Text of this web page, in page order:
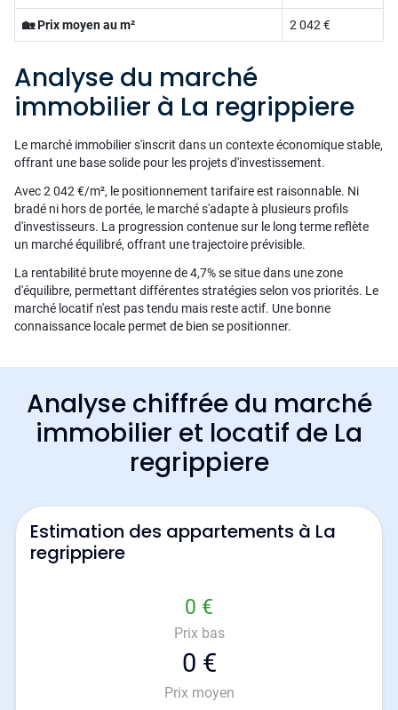
🏡 Prix moyen au m² 2 042 €
Analyse du marché
immobilier à La regrippiere
Le marché immobilier s'inscrit dans un contexte économique stable,
offrant une base solide pour les projets d'investissement.
Avec 2 042 €/m², le positionnement tarifaire est raisonnable. Ni
bradé ni hors de portée, le marché s'adapte à plusieurs profils
d'investisseurs. La progression contenue sur le long terme reflète
un marché équilibré, offrant une trajectoire prévisible.
La rentabilité brute moyenne de 4,7% se situe dans une zone
d'équilibre, permettant différentes stratégies selon vos priorités. Le
marché locatif n'est pas tendu mais reste actif. Une bonne
connaissance locale permet de bien se positionner.
Analyse chiffrée du marché
immobilier et locatif de La
regrippiere
Estimation des appartements à La
regrippiere
0 €
Prix bas
0 €
Prix moyen